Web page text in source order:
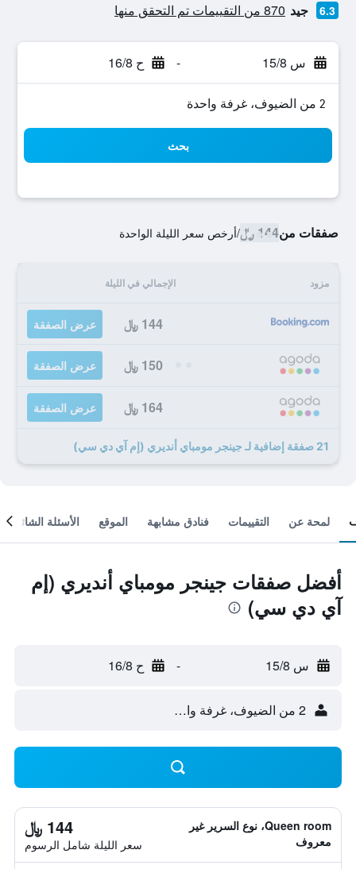
6.3 جيد 870 من التقييمات تم التحقق منها
س 15/8 - ح 16/8
2 من الضيوف، غرفة واحدة
بحث
صفقات من144 ﷼ /أرخص سعر الليلة الواحدة
مزود الإجمالي في الليلة
144 ﷼ عرض الصفقة
150 ﷼ عرض الصفقة
164 ﷼ عرض الصفقة
21 صفقة إضافية لـ جينجر مومباي أنديري (إم آي دي سي)
لمحة عن التقييمات فنادق مشابهة الموقع الأسئلة الشائعة
أفضل صفقات جينجر مومباي أنديري (إم
آي دي سي)
س 15/8 - ح 16/8
2 من الضيوف، غرفة واحدة
Queen room، نوع السرير غير
معروف
144 ﷼
سعر الليلة شامل الرسوم